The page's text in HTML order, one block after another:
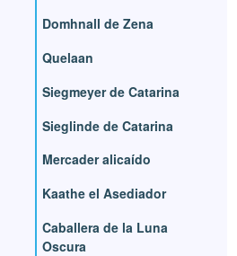
Domhnall de Zena
Quelaan
Siegmeyer de Catarina
Sieglinde de Catarina
Mercader alicaído
Kaathe el Asediador
Caballera de la Luna
Oscura